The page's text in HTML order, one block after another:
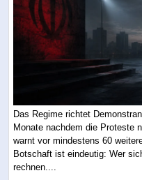
Das Regime richtet
Monate nachdem die Proteste
warnt vor mindestens 60
Botschaft ist eindeutig: Wer
rechnen....